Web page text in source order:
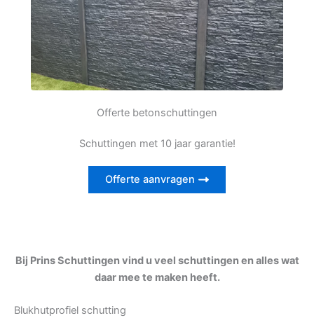
Offerte betonschuttingen
Schuttingen met 10 jaar garantie!
Offerte aanvragen
Bij Prins Schuttingen vind u veel schuttingen en alles wat
daar mee te maken heeft.
Blukhutprofiel schutting